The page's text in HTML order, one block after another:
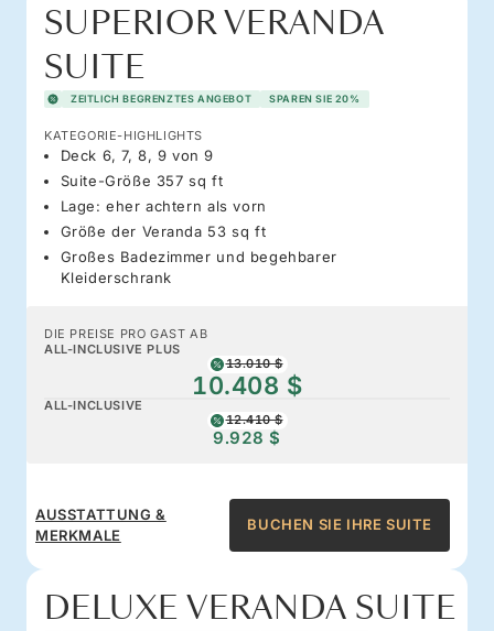
SUPERIOR VERANDA
SUITE
ZEITLICH BEGRENZTES ANGEBOT SPAREN SIE 20%
KATEGORIE-HIGHLIGHTS
Deck 6, 7, 8, 9 von 9
Suite-Größe 357 sq ft
Lage: eher achtern als vorn
Größe der Veranda 53 sq ft
Großes Badezimmer und begehbarer
Kleiderschrank
DIE PREISE PRO GAST AB
ALL-INCLUSIVE PLUS
13.010 $
10.408 $
ALL-INCLUSIVE
12.410 $
9.928 $
AUSSTATTUNG &
MERKMALE
BUCHEN SIE IHRE SUITE
DELUXE VERANDA SUITE